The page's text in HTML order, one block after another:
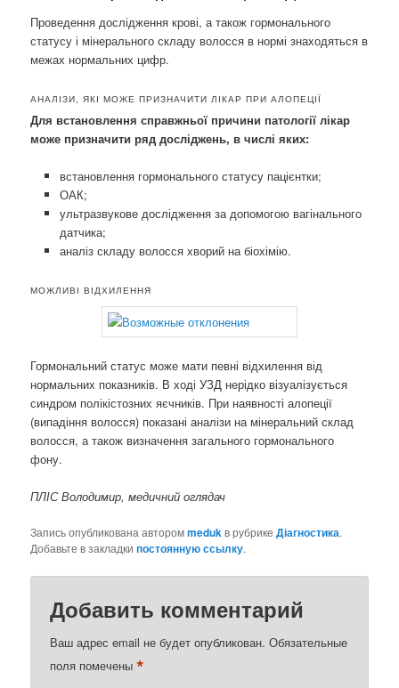
Проведення дослідження крові, а також гормонального
статусу і мінерального складу волосся в нормі знаходяться в
межах нормальних цифр.
АНАЛІЗИ, ЯКІ МОЖЕ ПРИЗНАЧИТИ ЛІКАР ПРИ АЛОПЕЦІЇ
Для встановлення справжньої причини патології лікар
може призначити ряд досліджень, в числі яких:
встановлення гормонального статусу пацієнтки;
ОАК;
ультразвукове дослідження за допомогою вагінального
датчика;
аналіз складу волосся хворий на біохімію.
МОЖЛИВІ ВІДХИЛЕННЯ
Гормональний статус може мати певні відхилення від
нормальних показників. В ході УЗД нерідко візуалізується
синдром полікістозних яєчників. При наявності алопеції
(випадіння волосся) показані аналізи на мінеральний склад
волосся, а також визначення загального гормонального
фону.
ПЛІС Володимир, медичний оглядач
Запись опубликована авторомmedukв рубрикеДіагностика.
Добавьте в закладкипостоянную ссылку.
Добавить комментарий
Ваш адрес email не будет опубликован. Обязательные
поля помечены*